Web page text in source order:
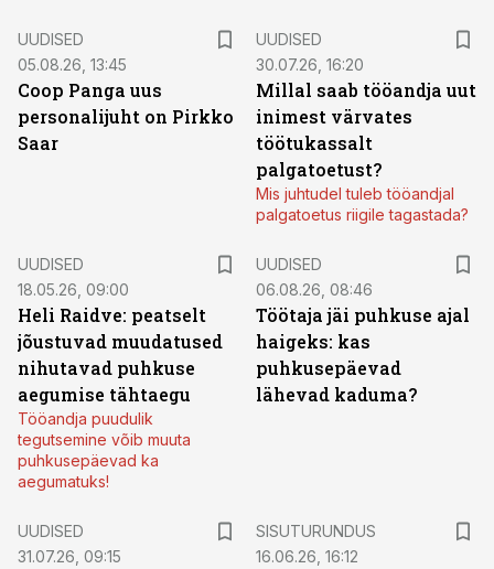
UUDISED
05.08.26, 13:45
Coop Panga uus
personalijuht on Pirkko
Saar
UUDISED
30.07.26, 16:20
Millal saab tööandja uut
inimest värvates
töötukassalt
palgatoetust?
Mis juhtudel tuleb tööandjal
palgatoetus riigile tagastada?
UUDISED
18.05.26, 09:00
Heli Raidve: peatselt
jõustuvad muudatused
nihutavad puhkuse
aegumise tähtaegu
Tööandja puudulik
tegutsemine võib muuta
puhkusepäevad ka
aegumatuks!
UUDISED
06.08.26, 08:46
Töötaja jäi puhkuse ajal
haigeks: kas
puhkusepäevad
lähevad kaduma?
UUDISED
31.07.26, 09:15
SISUTURUNDUS
16.06.26, 16:12